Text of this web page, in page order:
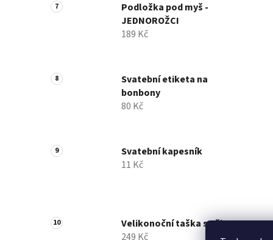
Podložka pod myš -
JEDNOROŽCI
189 Kč
Svatební etiketa na
bonbony
80 Kč
Svatební kapesník
11 Kč
Velikonoční taška s ušima
249 Kč